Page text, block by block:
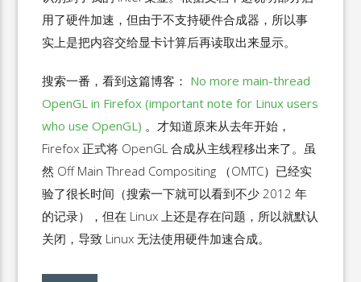
用了硬件加速，但由于不支持硬件合成器，所以事
实上是把内容交给显卡计算后再读取出来显示。
搜索一番，看到这篇博客： No more main-thread
OpenGL in Firefox (important note for Linux users
who use OpenGL) 。才知道原来从去年开始，
Firefox 正式将 OpenGL 合成从主线程移出来了。虽
然 Off Main Thread Compositing （OMTC）已经实
验了很长时间（搜索一下就可以看到不少 2012 年
的记录），但在 Linux 上还是存在问题，所以就默认
关闭，导致 Linux 无法使用硬件加速合成。